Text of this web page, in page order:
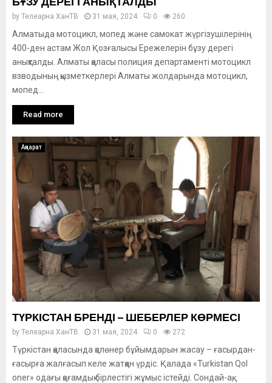
by Телеарна ХанТВ 31 мая, 2024 0 260
Алматыда мотоцикл, мопед және самокат жүргізушілерінің
400-ден астам Жол Қозғалысы Ережелерін бұзу дерегі
анықталды. Алматы қаласы полиция департаменті мотоцикл
взводының қызметкерлері Алматы жолдарында мотоцикл,
мопед...
Read more
Ақпарат
ТҮРКІСТАН БРЕНДІ – ШЕБЕРЛЕР КӨРМЕСІ
by Телеарна ХанТВ 31 мая, 2024 0 272
Түркістан қаласында қолөнер бұйымдарын жасау – ғасырдан-
ғасырға жалғасып келе жатқан үрдіс. Қалада «Turkistan Qol
oner» одағы қоғамдық бірлестігі жұмыс істейді. Сондай-ақ,